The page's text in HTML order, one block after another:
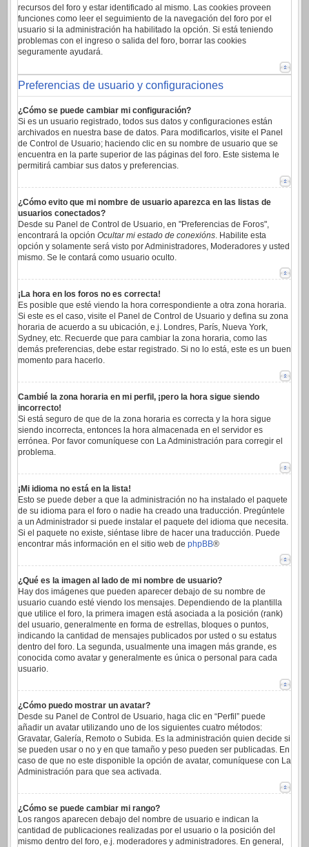
recursos del foro y estar identificado al mismo. Las cookies proveen
funciones como leer el seguimiento de la navegación del foro por el
usuario si la administración ha habilitado la opción. Si está teniendo
problemas con el ingreso o salida del foro, borrar las cookies
seguramente ayudará.
Preferencias de usuario y configuraciones
¿Cómo se puede cambiar mi configuración?
Si es un usuario registrado, todos sus datos y configuraciones están
archivados en nuestra base de datos. Para modificarlos, visite el Panel
de Control de Usuario; haciendo clic en su nombre de usuario que se
encuentra en la parte superior de las páginas del foro. Este sistema le
permitirá cambiar sus datos y preferencias.
¿Cómo evito que mi nombre de usuario aparezca en las listas de
usuarios conectados?
Desde su Panel de Control de Usuario, en "Preferencias de Foros",
encontrará la opción Ocultar mi estado de conexións. Habilite esta
opción y solamente será visto por Administradores, Moderadores y usted
mismo. Se le contará como usuario oculto.
¡La hora en los foros no es correcta!
Es posible que esté viendo la hora correspondiente a otra zona horaria.
Si este es el caso, visite el Panel de Control de Usuario y defina su zona
horaria de acuerdo a su ubicación, e.j. Londres, París, Nueva York,
Sydney, etc. Recuerde que para cambiar la zona horaria, como las
demás preferencias, debe estar registrado. Si no lo está, este es un buen
momento para hacerlo.
Cambié la zona horaria en mi perfil, ¡pero la hora sigue siendo
incorrecto!
Si está seguro de que de la zona horaria es correcta y la hora sigue
siendo incorrecta, entonces la hora almacenada en el servidor es
errónea. Por favor comuníquese con La Administración para corregir el
problema.
¡Mi idioma no está en la lista!
Esto se puede deber a que la administración no ha instalado el paquete
de su idioma para el foro o nadie ha creado una traducción. Pregúntele
a un Administrador si puede instalar el paquete del idioma que necesita.
Si el paquete no existe, siéntase libre de hacer una traducción. Puede
encontrar más información en el sitio web de phpBB®
¿Qué es la imagen al lado de mi nombre de usuario?
Hay dos imágenes que pueden aparecer debajo de su nombre de
usuario cuando esté viendo los mensajes. Dependiendo de la plantilla
que utilice el foro, la primera imagen está asociada a la posición (rank)
del usuario, generalmente en forma de estrellas, bloques o puntos,
indicando la cantidad de mensajes publicados por usted o su estatus
dentro del foro. La segunda, usualmente una imagen más grande, es
conocida como avatar y generalmente es única o personal para cada
usuario.
¿Cómo puedo mostrar un avatar?
Desde su Panel de Control de Usuario, haga clic en “Perfil” puede
añadir un avatar utilizando uno de los siguientes cuatro métodos:
Gravatar, Galería, Remoto o Subida. Es la administración quien decide si
se pueden usar o no y en que tamaño y peso pueden ser publicadas. En
caso de que no este disponible la opción de avatar, comuníquese con La
Administración para que sea activada.
¿Cómo se puede cambiar mi rango?
Los rangos aparecen debajo del nombre de usuario e indican la
cantidad de publicaciones realizadas por el usuario o la posición del
mismo dentro del foro, e.j. moderadores y administradores. En general,